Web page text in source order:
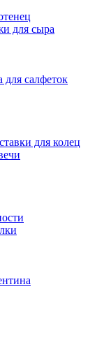
для сыра
салфеток
для колец